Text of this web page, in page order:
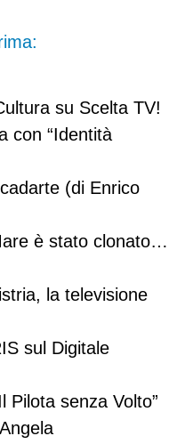
su Scelta TV!
con “Identità
(di Enrico
è stato clonato…
la televisione
sul Digitale
Pilota senza Volto”